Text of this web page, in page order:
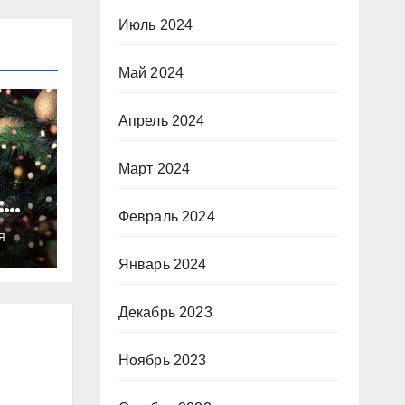
Июль 2024
Май 2024
Апрель 2024
Март 2024
Февраль 2024
Январь 2024
Декабрь 2023
Ноябрь 2023